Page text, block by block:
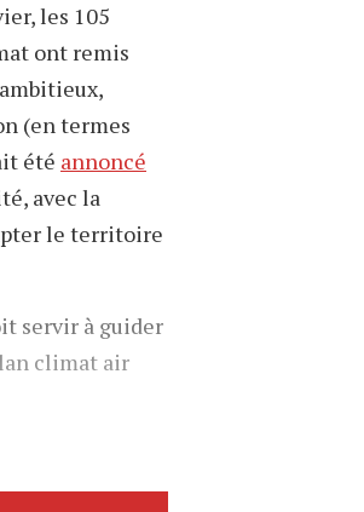
les 105
ont remis
(en termes
été annoncé
avec la
le territoire
servir à guider
climat air